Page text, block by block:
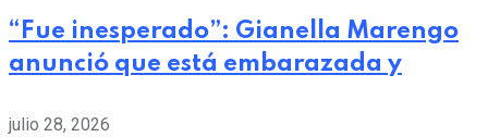
“Fue inesperado”: Gianella Marengo
anunció que está embarazada y
julio 28, 2026